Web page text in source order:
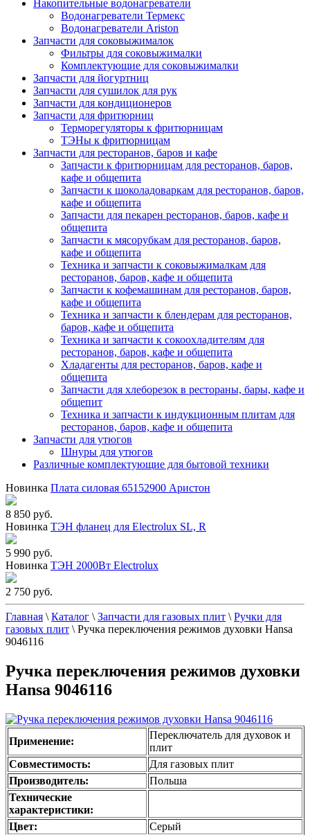
Накопительные водонагреватели
Водонагреватели Термекс
Водонагреватели Ariston
Запчасти для соковыжималок
Фильтры для соковыжималки
Комплектующие для соковыжималки
Запчасти для йогуртниц
Запчасти для сушилок для рук
Запчасти для кондиционеров
Запчасти для фритюрниц
Терморегуляторы к фритюрницам
ТЭНы к фритюрницам
Запчасти для ресторанов, баров и кафе
Запчасти к фритюрницам для ресторанов, баров,
кафе и общепита
Запчасти к шоколадоваркам для ресторанов, баров,
кафе и общепита
Запчасти для пекарен ресторанов, баров, кафе и
общепита
Запчасти к мясорубкам для ресторанов, баров,
кафе и общепита
Техника и запчасти к соковыжималкам для
ресторанов, баров, кафе и общепита
Запчасти к кофемашинам для ресторанов, баров,
кафе и общепита
Техника и запчасти к блендерам для ресторанов,
баров, кафе и общепита
Техника и запчасти к сокоохладителям для
ресторанов, баров, кафе и общепита
Хладагенты для ресторанов, баров, кафе и
общепита
Запчасти для хлеборезок в рестораны, бары, кафе и
общепит
Техника и запчасти к индукционным плитам для
ресторанов, баров, кафе и общепита
Запчасти для утюгов
Шнуры для утюгов
Различные комплектующие для бытовой техники
Новинка Плата силовая 65152900 Аристон
8 850 руб.
Новинка ТЭН фланец для Electrolux SL, R
5 990 руб.
Новинка ТЭН 2000Вт Electrolux
2 750 руб.
Главная \ Каталог \ Запчасти для газовых плит \ Ручки для
газовых плит \ Ручка переключения режимов духовки Hansa
9046116
Ручка переключения режимов духовки
Hansa 9046116
Применение:
Переключатель для духовок и
плит
Совместимость:
Для газовых плит
Производитель:
Польша
Технические
характеристики:
Цвет:
Серый